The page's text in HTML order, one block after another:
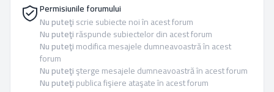
Permisiunile forumului
Nu puteţiscrie subiecte noi în acest forum
Nu puteţirăspunde subiectelor din acest forum
Nu puteţimodifica mesajele dumneavoastră în acest
forum
Nu puteţişterge mesajele dumneavoastră în acest forum
Nu puteţipublica fişiere ataşate în acest forum